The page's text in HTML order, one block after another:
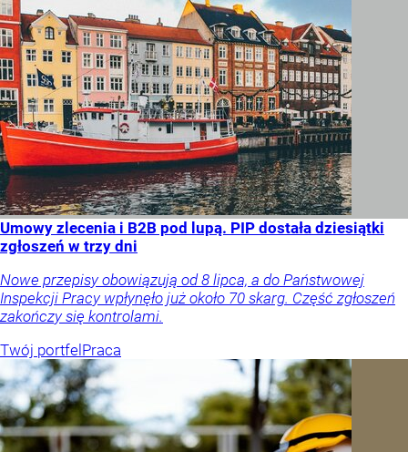
Umowy zlecenia i B2B pod lupą. PIP dostała dziesiątki
zgłoszeń w trzy dni
Nowe przepisy obowiązują od 8 lipca, a do Państwowej
Inspekcji Pracy wpłynęło już około 70 skarg. Część zgłoszeń
zakończy się kontrolami.
Twój portfel Praca